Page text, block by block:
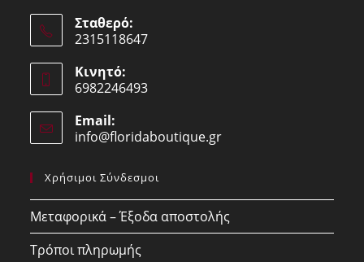
Σταθερό:
2315118647
in
your
application
Κινητό:
6982246493
in
your
Email:
info@floridaboutique.grOpens
Χρήσιμοι Σύνδεσμοι
Μεταφορικά – Έξοδα αποστολής
Τρόποι πληρωμής